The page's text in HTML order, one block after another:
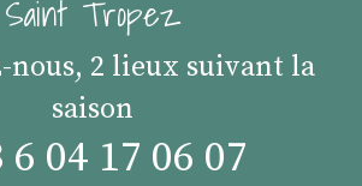
Saint Tropez
nous, 2 lieux suivant la
saison
6 04 17 06 07